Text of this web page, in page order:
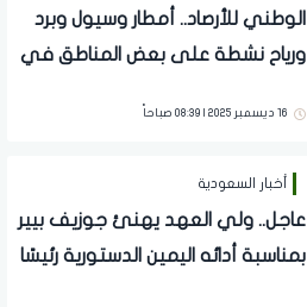
الوطني للأرصاد.. أمطار وسيول وبرد
ورياح نشطة على بعض المناطق في
16 ديسمبر 2025 | 08:39 صباحاً
أخبار السعودية
عاجل.. ولي العهد يهنئ جوزيف بيير
بمناسبة أدائه اليمين الدستورية رئيسًا